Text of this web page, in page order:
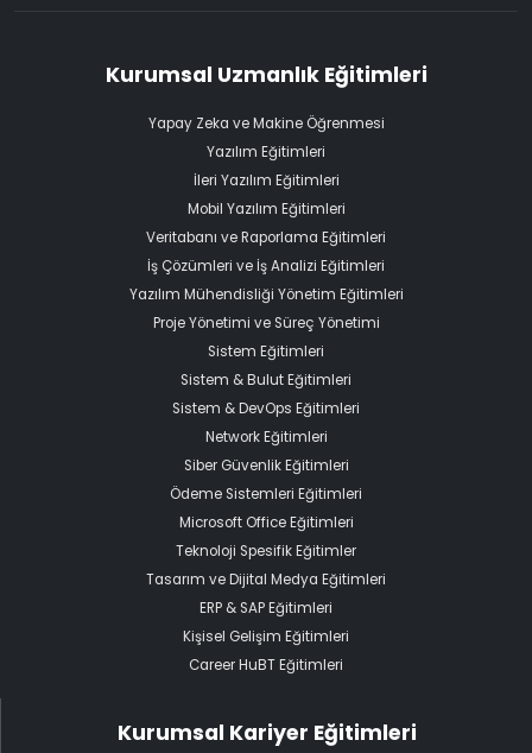
Kurumsal Uzmanlık Eğitimleri
Yapay Zeka ve Makine Öğrenmesi
Yazılım Eğitimleri
İleri Yazılım Eğitimleri
Mobil Yazılım Eğitimleri
Veritabanı ve Raporlama Eğitimleri
İş Çözümleri ve İş Analizi Eğitimleri
Yazılım Mühendisliği Yönetim Eğitimleri
Proje Yönetimi ve Süreç Yönetimi
Sistem Eğitimleri
Sistem & Bulut Eğitimleri
Sistem & DevOps Eğitimleri
Network Eğitimleri
Siber Güvenlik Eğitimleri
Ödeme Sistemleri Eğitimleri
Microsoft Office Eğitimleri
Teknoloji Spesifik Eğitimler
Tasarım ve Dijital Medya Eğitimleri
ERP & SAP Eğitimleri
Kişisel Gelişim Eğitimleri
Career HuBT Eğitimleri
Kurumsal Kariyer Eğitimleri